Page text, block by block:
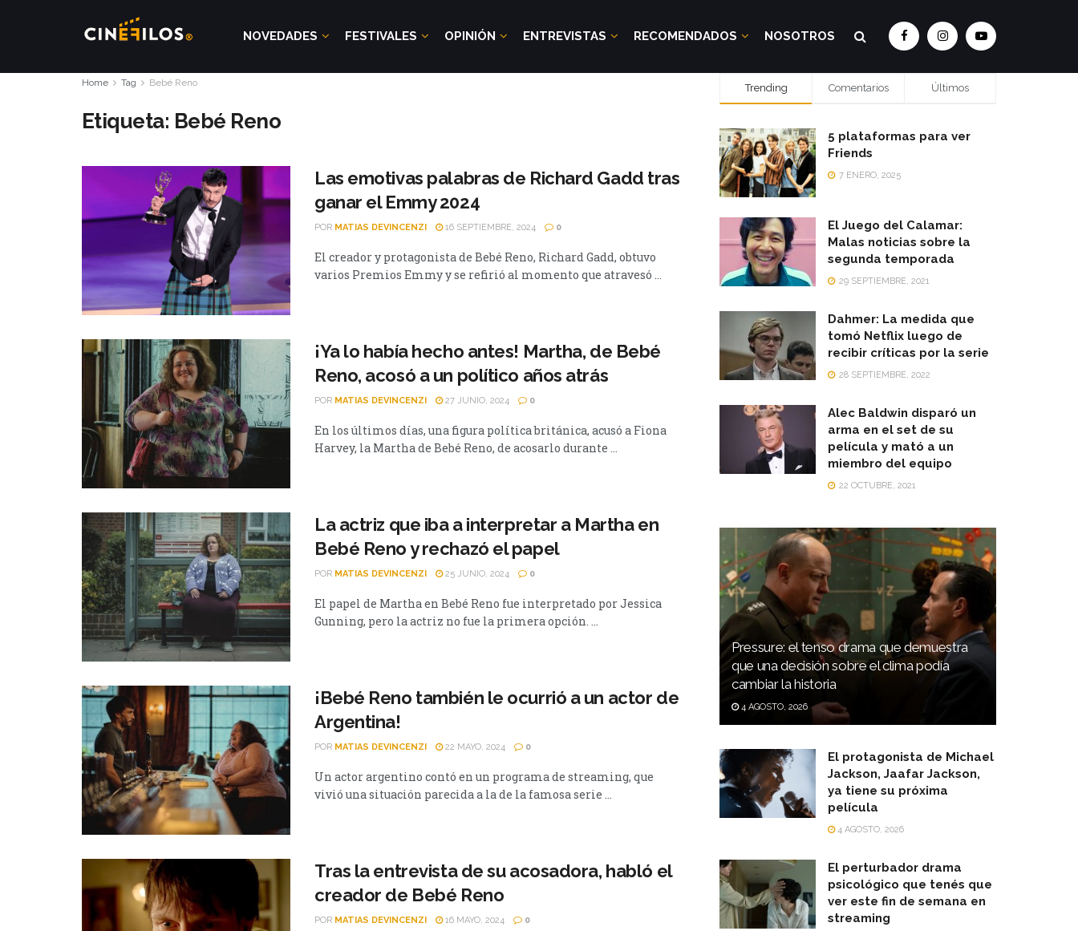
NOVEDADES FESTIVALES OPINIÓN ENTREVISTAS RECOMENDADOS NOSOTROS
Home Tag Bebé Reno
Etiqueta: Bebé Reno
Las emotivas palabras de Richard Gadd tras
ganar el Emmy 2024
POR MATIAS DEVINCENZI 16 SEPTIEMBRE, 2024 0
El creador y protagonista de Bebé Reno, Richard Gadd, obtuvo
varios Premios Emmy y se refirió al momento que atravesó ...
¡Ya lo había hecho antes! Martha, de Bebé
Reno, acosó a un político años atrás
POR MATIAS DEVINCENZI 27 JUNIO, 2024 0
En los últimos días, una figura política británica, acusó a Fiona
Harvey, la Martha de Bebé Reno, de acosarlo durante ...
La actriz que iba a interpretar a Martha en
Bebé Reno y rechazó el papel
POR MATIAS DEVINCENZI 25 JUNIO, 2024 0
El papel de Martha en Bebé Reno fue interpretado por Jessica
Gunning, pero la actriz no fue la primera opción. ...
¡Bebé Reno también le ocurrió a un actor de
Argentina!
POR MATIAS DEVINCENZI 22 MAYO, 2024 0
Un actor argentino contó en un programa de streaming, que
vivió una situación parecida a la de la famosa serie ...
Tras la entrevista de su acosadora, habló el
creador de Bebé Reno
POR MATIAS DEVINCENZI 16 MAYO, 2024 0
Trending Comentarios Últimos
5 plataformas para ver
Friends
7 ENERO, 2025
El Juego del Calamar:
Malas noticias sobre la
segunda temporada
29 SEPTIEMBRE, 2021
Dahmer: La medida que
tomó Netflix luego de
recibir críticas por la serie
28 SEPTIEMBRE, 2022
Alec Baldwin disparó un
arma en el set de su
película y mató a un
miembro del equipo
22 OCTUBRE, 2021
Pressure: el tenso drama que demuestra
que una decisión sobre el clima podía
cambiar la historia
4 AGOSTO, 2026
El protagonista de Michael
Jackson, Jaafar Jackson,
ya tiene su próxima
película
4 AGOSTO, 2026
El perturbador drama
psicológico que tenés que
ver este fin de semana en
streaming